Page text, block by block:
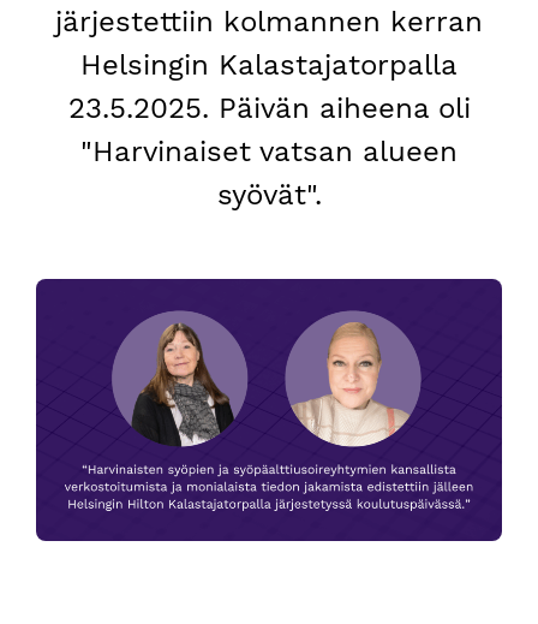
järjestettiin kolmannen kerran
Helsingin Kalastajatorpalla
23.5.2025. Päivän aiheena oli
"Harvinaiset vatsan alueen
syövät".